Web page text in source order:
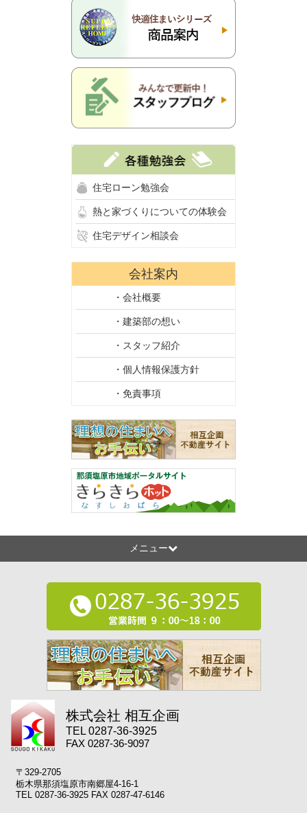
住宅ローン勉強会
熱と家づくりについての体験会
住宅デザイン相談会
会社案内
・会社概要
・建築部の想い
・スタッフ紹介
・個人情報保護方針
・免責事項
メニュー
株式会社 相互企画
TEL 0287-36-3925
FAX 0287-36-9097
〒329-2705
栃木県那須塩原市南郷屋4-16-1
TEL 0287-36-3925 FAX 0287-47-6146